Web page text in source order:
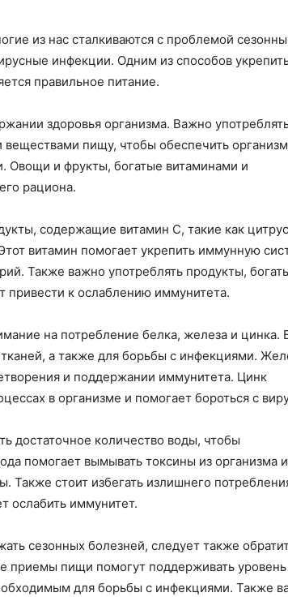
из нас сталкиваются с проблемой
инфекции. Одним из способов
правильное питание.
здоровья организма. Важно
пищу, чтобы обеспечить
и фрукты, богатые витаминами и
рациона.
содержащие витамин С, такие как
витамин помогает укрепить иммунную
Также важно употреблять продукты,
привести к ослаблению иммунитета.
на потребление белка, железа и цинка.
а также для борьбы с инфекциями.
и поддержании иммунитета. Цинк
в организме и помогает бороться с
достаточное количество воды, чтобы
помогает вымывать токсины из организма и
Также стоит избегать излишнего
ослабить иммунитет.
сезонных болезней, следует также
приемы пищи помогут поддерживать уровень
для борьбы с инфекциями. Также